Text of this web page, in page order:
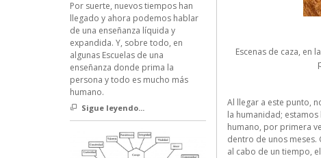
Escenas de caza, en
Al llegar a este punto,
la humanidad;
humano, por primera
dentro de unos meses.
al cabo de un tiempo,
Por suerte, nuevos tiempos han
llegado y ahora podemos hablar
de una enseñanza líquida y
expandida. Y, sobre todo, en
algunas Escuelas de una
enseñanza donde prima la
persona y todo es mucho más
humano.
Sigue leyendo...